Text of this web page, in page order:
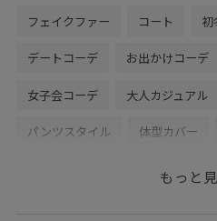
います！
ぜひ、参考にしてみてくだ
フェイクファー コート 初
デートコーデ お出かけコーデ
女子会コーデ 大人カジュアル
パンツスタイル 体型カバー
ADAM ET
もっと